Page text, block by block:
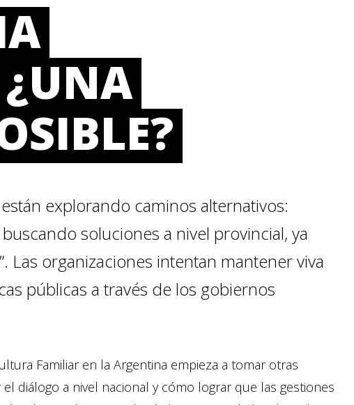
explorando caminos alternativos:
soluciones a nivel provincial, ya
Las organizaciones intentan mantener viva
públicas a través de los gobiernos
Familiar en la Argentina empieza a tomar otras
diálogo a nivel nacional y cómo lograr que las gestiones